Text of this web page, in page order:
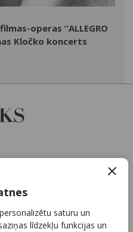
saturu un
līdzekļu funkcijas un
operas “ALLEGRO
Kločko koncerts